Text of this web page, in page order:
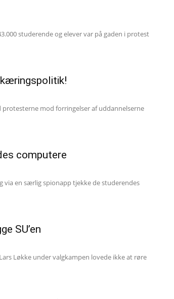
studerende og elever var på gaden i protest
mod forringelser af uddannelserne
computere
via en særlig spionapp tjekke de studerendes
SU’en
Løkke under valgkampen lovede ikke at røre